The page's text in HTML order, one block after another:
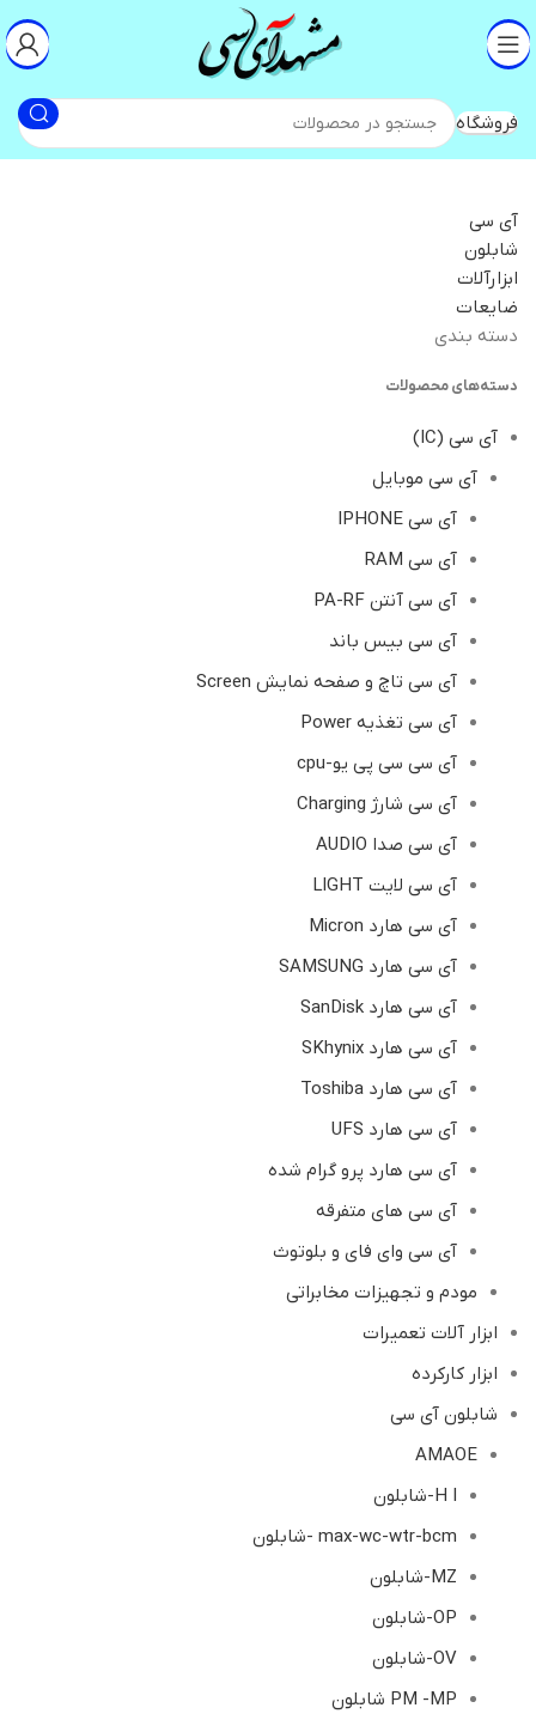
فروشگاه
آی سی
شابلون
ابزارآلات
ضایعات
دسته بندی
دسته‌های محصولات
آی سی (IC)
آی سی موبایل
آی سی IPHONE
آی سی RAM
آی سی آنتن PA-RF
آی سی بیس باند
آی سی تاچ و صفحه نمایش Screen
آی سی تغذیه Power
آی سی سی پی یو-cpu
آی سی شارژ Charging
آی سی صدا AUDIO
آی سی لایت LIGHT
آی سی هارد Micron
آی سی هارد SAMSUNG
آی سی هارد SanDisk
آی سی هارد SKhynix
آی سی هارد Toshiba
آی سی هارد UFS
آی سی هارد پرو گرام شده
آی سی های متفرقه
آی سی وای فای و بلوتوث
مودم و تجهیزات مخابراتی
ابزار آلات تعمیرات
ابزار کارکرده
شابلون آی سی
AMAOE
H I-شابلون
max-wc-wtr-bcm -شابلون
MZ-شابلون
OP-شابلون
OV-شابلون
PM -MP شابلون